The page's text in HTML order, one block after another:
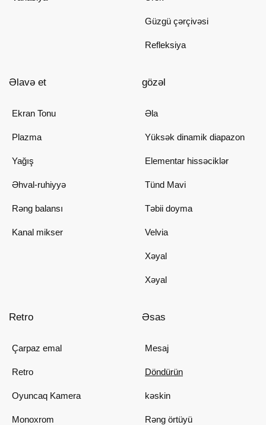
Güzgü çərçivəsi
Refleksiya
Əlavə et
Ekran Tonu
Plazma
Yağış
Əhval-ruhiyyə
Rəng balansı
Kanal mikser
gözəl
Əla
Yüksək dinamik diapazon
Elementar hissəciklər
Tünd Mavi
Təbii doyma
Velvia
Xəyal
Xəyal
Retro
Çarpaz emal
Retro
Oyuncaq Kamera
Monoxrom
Əsas
Mesaj
Döndürün
kəskin
Rəng örtüyü